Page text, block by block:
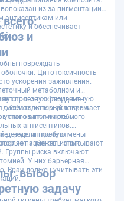
из-за пигментации.
антисептикам или
и обеспечивает
и
повреждать
Цитотоксичность
ускорения заживления.
метаболизм и
строгое соблюдение
обязательным условием.
антимикробного
полезную резидентную
который открывает
становится частым
антисептиков.
недели после отмены
избежать этого
дерматит требуют
пациенты испытывают
Группы риска включают
У них барьерная
Врач должен учитывать эти
выбор
задачу